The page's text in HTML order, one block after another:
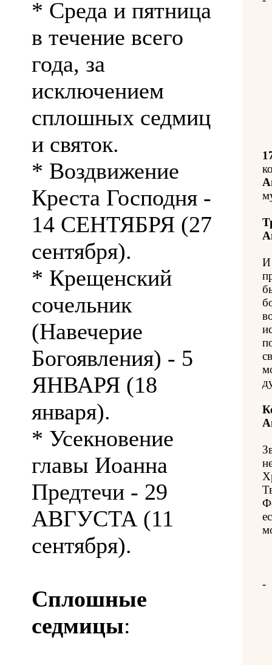
* Среда и пятница
в течение всего
года, за
исключением
сплошных седмиц
и святок.
* Воздвижение
Креста Господня -
14 СЕНТЯБРЯ (27
сентября).
* Крещенский
сочельник
(Навечерие
Богоявления) - 5
ЯНВАРЯ (18
января).
* Усекновение
главы Иоанна
Предтечи - 29
АВГУСТА (11
сентября).
Сплошные
седмицы:
И
-